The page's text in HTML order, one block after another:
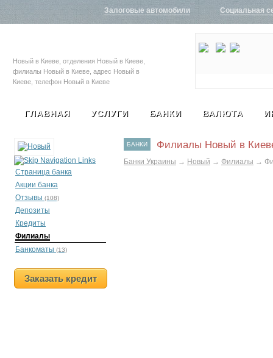
Залоговые автомобили Социальная
Новый в Киеве, отделения Новый в Киеве,
филиалы Новый в Киеве, адрес Новый в
Киеве, телефон Новый в Киеве
ГЛАВНАЯ УСЛУГИ БАНКИ ВАЛЮТА
Страница банка
Акции банка
Отзывы (108)
Депозиты
Кредиты
Филиалы
Банкоматы (13)
Заказать кредит
БАНКИ Филиалы Новый в
Банки Украины → Новый → Филиалы →